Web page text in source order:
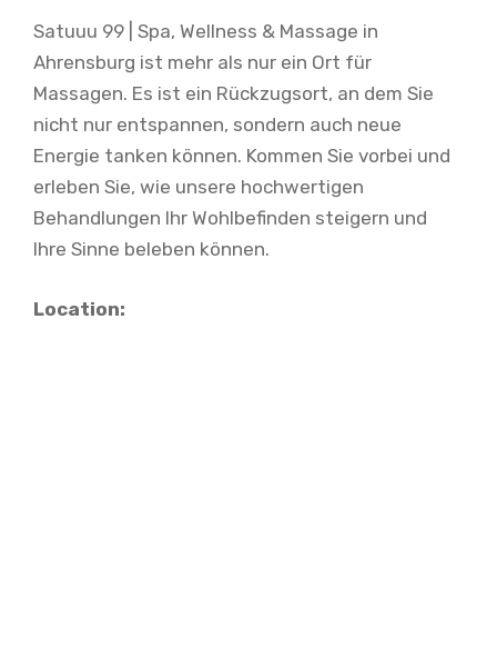
Satuuu 99 | Spa, Wellness & Massage in
Ahrensburg ist mehr als nur ein Ort für
Massagen. Es ist ein Rückzugsort, an dem Sie
nicht nur entspannen, sondern auch neue
Energie tanken können. Kommen Sie vorbei und
erleben Sie, wie unsere hochwertigen
Behandlungen Ihr Wohlbefinden steigern und
Ihre Sinne beleben können.
Location: